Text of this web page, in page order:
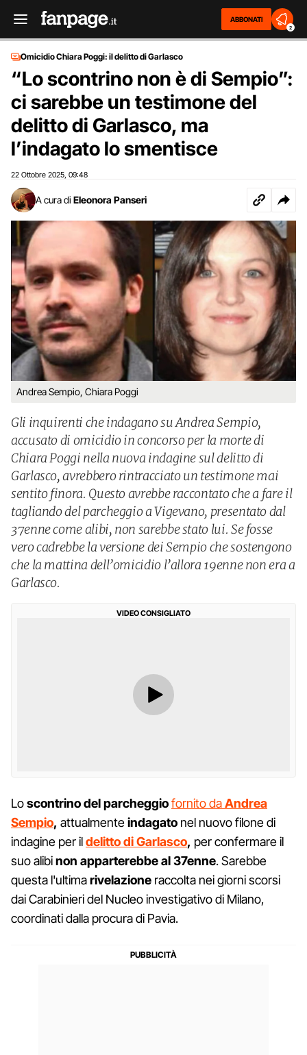
ABBONATI
2
Omicidio Chiara Poggi: il delitto di Garlasco
“Lo scontrino non è di Sempio”:
ci sarebbe un testimone del
delitto di Garlasco, ma
l’indagato lo smentisce
22 Ottobre 2025 09:48
A cura di Eleonora Panseri
Andrea Sempio, Chiara Poggi
Gli inquirenti che indagano su Andrea Sempio,
accusato di omicidio in concorso per la morte di
Chiara Poggi nella nuova indagine sul delitto di
Garlasco, avrebbero rintracciato un testimone mai
sentito finora. Questo avrebbe raccontato che a fare il
tagliando del parcheggio a Vigevano, presentato dal
37enne come alibi, non sarebbe stato lui. Se fosse
vero cadrebbe la versione dei Sempio che sostengono
che la mattina dell’omicidio l’allora 19enne non era a
Garlasco.
VIDEO CONSIGLIATO
Loscontrino del parcheggiofornito daAndrea
Sempio, attualmenteindagato nel nuovo filone di
indagine per ildelitto di Garlasco, per confermare il
suo alibinon apparterebbe al 37enne. Sarebbe
questa l'ultimarivelazione raccolta nei giorni scorsi
dai Carabinieri del Nucleo investigativo di Milano,
coordinati dalla procura di Pavia.